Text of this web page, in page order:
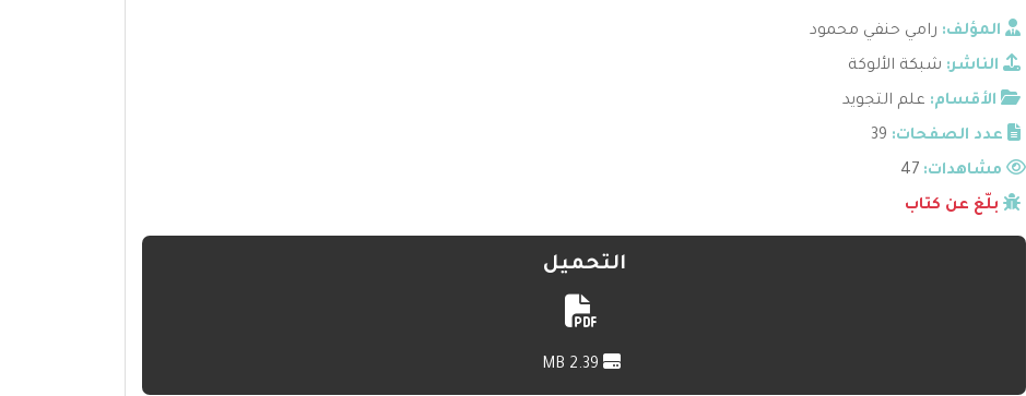
المؤلف: رامي حنفي محمود
الناشر: شبكة الألوكة
الأقسام: علم التجويد
عدد الصفحات: 39
مشاهدات:
بلّغ عن كتاب
التحميل